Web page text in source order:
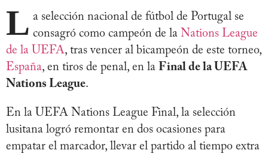
L a selección nacional de fútbol de Portugal se
consagró como campeón de la Nations League
de la UEFA, tras vencer al bicampeón de este torneo,
España, en tiros de penal, en la Final de la UEFA
Nations League.
En la UEFA Nations League Final, la selección
lusitana logró remontar en dos ocasiones para
empatar el marcador, llevar el partido al tiempo extra